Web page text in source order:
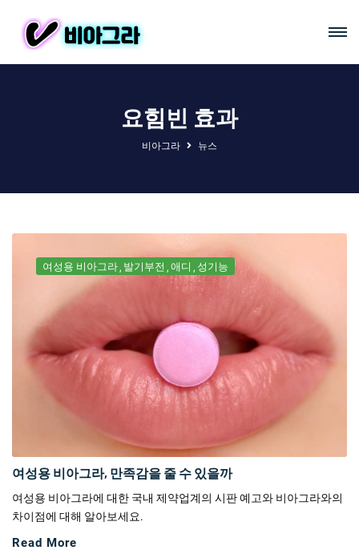
요힘빈 효과
비아그라 뉴스
여성용 비아그라 발기부전 애디 성기능
여성용 비아그라, 만족감을 줄 수 있을까
여성용 비아그라에 대한 국내 제약업계의 시판 예고와 비아그라와의
차이점에 대해 알아보세요.
Read More